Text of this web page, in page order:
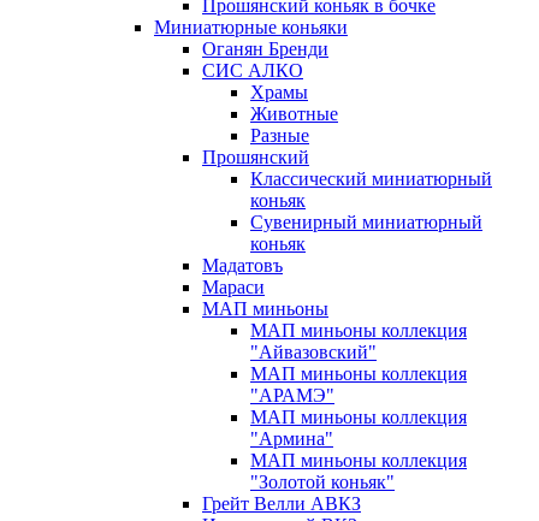
Прошянский коньяк в бочке
Миниатюрные коньяки
Оганян Бренди
СИС АЛКО
Храмы
Животные
Разные
Прошянский
Классический миниатюрный
коньяк
Сувенирный миниатюрный
коньяк
Мадатовъ
Мараси
МАП миньоны
МАП миньоны коллекция
"Айвазовский"
МАП миньоны коллекция
"АРАМЭ"
МАП миньоны коллекция
"Армина"
МАП миньоны коллекция
"Золотой коньяк"
Грейт Велли АВКЗ